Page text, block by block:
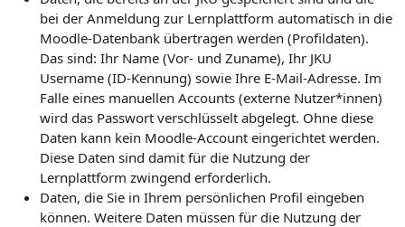
bei der Anmeldung zur Lernplattform automatisch in die
Moodle-Datenbank übertragen werden (Profildaten).
Das sind: Ihr Name (Vor- und Zuname), Ihr JKU
Username (ID-Kennung) sowie Ihre E-Mail-Adresse. Im
Falle eines manuellen Accounts (externe Nutzer*innen)
wird das Passwort verschlüsselt abgelegt. Ohne diese
Daten kann kein Moodle-Account eingerichtet werden.
Diese Daten sind damit für die Nutzung der
Lernplattform zwingend erforderlich.
Daten, die Sie in Ihrem persönlichen Profil eingeben
können. Weitere Daten müssen für die Nutzung der